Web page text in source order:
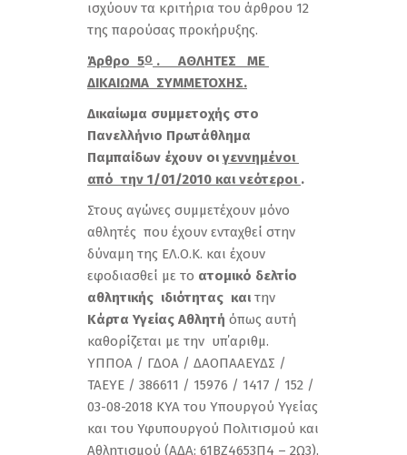
ισχύουν τα κριτήρια του άρθρου 12
της παρούσας προκήρυξης.
Άρθρο 5Ο . ΑΘΛΗΤΕΣ ΜΕ
ΔΙΚΑΙΩΜΑ ΣΥΜΜΕΤΟΧΗΣ.
Δικαίωμα συμμετοχής στο
Πανελλήνιο Πρωτάθλημα
Παμπαίδων έχουν οιγεννημένοι
από την 1/01/2010 και νεότεροι .
Στους αγώνες συμμετέχουν μόνο
αθλητές που έχουν ενταχθεί στην
δύναμη της ΕΛ.Ο.Κ. και έχουν
εφοδιασθεί με το ατομικό δελτίο
αθλητικής ιδιότητας και την
Κάρτα Υγείας Αθλητή όπως αυτή
καθορίζεται με την υπ΄αριθμ.
ΥΠΠΟΑ / ΓΔΟΑ / ΔΑΟΠΑΑΕΥΔΣ /
ΤΑΕΥΕ / 386611 / 15976 / 1417 / 152 /
03-08-2018 ΚΥΑ του Υπουργού Υγείας
και του Υφυπουργού Πολιτισμού και
Αθλητισμού (ΑΔΑ: 61ΒΖ4653Π4 – 2Ω3),